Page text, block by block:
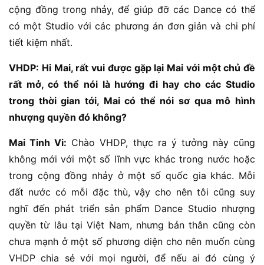
cộng đồng trong nhảy, để giúp đỡ các Dance có thể
có một Studio với các phương án đơn giản và chi phí
tiết kiệm nhất.
VHDP: Hi Mai, rất vui được gặp lại Mai với một chủ đề
rất mở, có thể nói là hướng đi hay cho các Studio
trong thời gian tới, Mai có thể nói sơ qua mô hình
nhượng quyền đó không?
Mai Tinh Vi: Chào VHDP, thực ra ý tưởng này cũng
không mới với một số lĩnh vực khác trong nước hoặc
trong cộng đồng nhảy ở một số quốc gia khác. Mỗi
đất nước có mỗi đặc thù, vậy cho nên tôi cũng suy
nghĩ đến phát triển sản phẩm Dance Studio nhượng
quyền từ lâu tại Việt Nam, nhưng bản thân cũng còn
chưa mạnh ở một số phương diện cho nên muốn cùng
VHDP chia sẻ với mọi người, để nếu ai đó cùng ý